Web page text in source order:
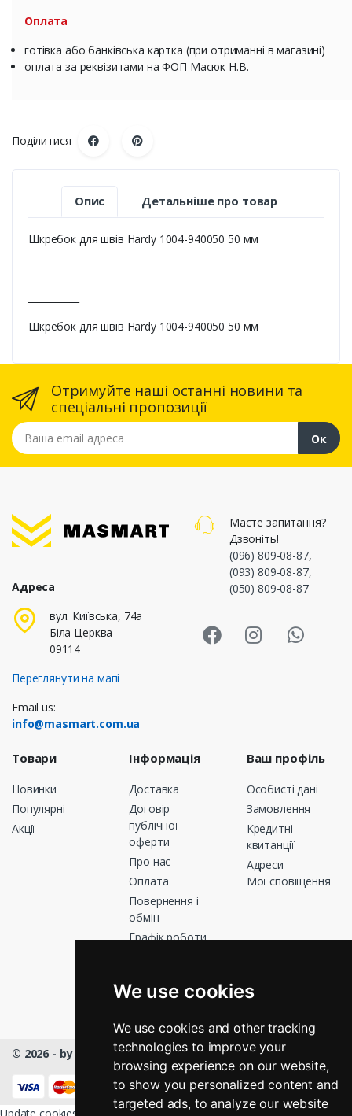
We use cookies
We use cookies and other tracking
technologies to improve your
browsing experience on our website,
to show you personalized content and
targeted ads, to analyze our website
Оплата
готівка або банківська картка (при отриманні в магазині)
оплата за реквізитами на ФОП Масюк Н.В.
Поділитися
Опис Детальніше про товар
Шкребок для швів Hardy 1004-940050 50 мм
Шкребок для швів Hardy 1004-940050 50 мм
Отримуйте наші останні новини та
спеціальні пропозиції
Ваша email адреса
Ок
Адреса
вул. Київська, 74а
Біла Церква
09114
Переглянути на мапі
Email us:
info@masmart.com.ua
Маєте запитання?
Дзвоніть!
(096) 809-08-87,
(093) 809-08-87,
(050) 809-08-87
Товари
Новинки
Популярні
Акції
Інформація
Доставка
Договір
публічної
оферти
Про нас
Оплата
Повернення і
обмін
Графік роботи
Магазини
Ваш профіль
Особисті дані
Замовлення
Кредитні
квитанції
Адреси
Мої сповіщення
© 2026 - by Masmart™- All rights Reserved
КНОПКА